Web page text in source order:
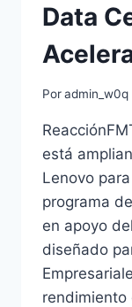
Data
Poradmin_w0q
está
Lenovo
programa
en apoyo
diseñado
rendimiento